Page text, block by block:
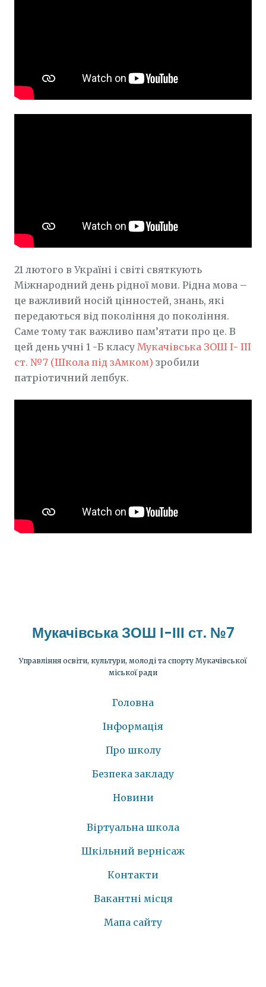
21 лютого в Україні і світі святкують
Міжнародний день рідної мови. Рідна мова –
це важливий носій цінностей, знань, які
передаються від покоління до покоління.
Саме тому так важливо пам’ятати про це. В
цей день учні 1 -Б класу Мукачівська ЗОШ І- ІІІ
ст. №7 (Школа під зАмком) зробили
патріотичний лепбук.
Мукачівська ЗОШ І-ІІІ ст. №7
Управління освіти, культури, молоді та спорту Мукачівської
міської ради
Головна
Інформація
Про школу
Безпека закладу
Новини
Віртуальна школа
Шкільний вернісаж
Контакти
Вакантні місця
Мапа сайту